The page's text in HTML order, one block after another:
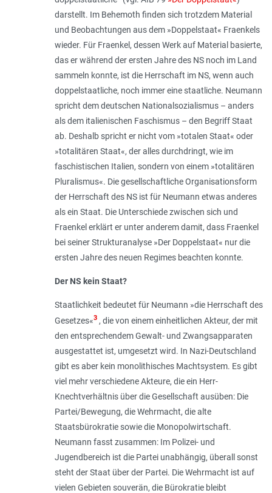
darstellt. Im Behemoth finden sich trotzdem Material
und Beobachtungen aus dem »Doppelstaat« Fraenkels
wieder. Für Fraenkel, dessen Werk auf Material basierte,
das er während der ersten Jahre des NS noch im Land
sammeln konnte, ist die Herrschaft im NS, wenn auch
doppelstaatliche, noch immer eine staatliche. Neumann
spricht dem deutschen Nationalsozialismus – anders
als dem italienischen Faschismus – den Begriff Staat
ab. Deshalb spricht er nicht vom »totalen Staat« oder
»totalitären Staat«, der alles durchdringt, wie im
faschistischen Italien, sondern von einem »totalitären
Pluralismus«. Die gesellschaftliche Organisationsform
der Herrschaft des NS ist für Neumann etwas anderes
als ein Staat. Die Unterschiede zwischen sich und
Fraenkel erklärt er unter anderem damit, dass Fraenkel
bei seiner Strukturanalyse »Der Doppelstaat« nur die
ersten Jahre des neuen Regimes beachten konnte.
Der NS kein Staat?
Staatlichkeit bedeutet für Neumann »die Herrschaft des
Gesetzes«3, die von einem einheitlichen Akteur, der mit
den entsprechendem Gewalt- und Zwangsapparaten
ausgestattet ist, umgesetzt wird. In Nazi-Deutschland
gibt es aber kein monolithisches Machtsystem. Es gibt
viel mehr verschiedene Akteure, die ein Herr-
Knechtverhältnis über die Gesellschaft ausüben: Die
Partei/Bewegung, die Wehrmacht, die alte
Staatsbürokratie sowie die Monopolwirtschaft.
Neumann fasst zusammen: Im Polizei- und
Jugendbereich ist die Partei unabhängig, überall sonst
steht der Staat über der Partei. Die Wehrmacht ist auf
vielen Gebieten souverän, die Bürokratie bleibt